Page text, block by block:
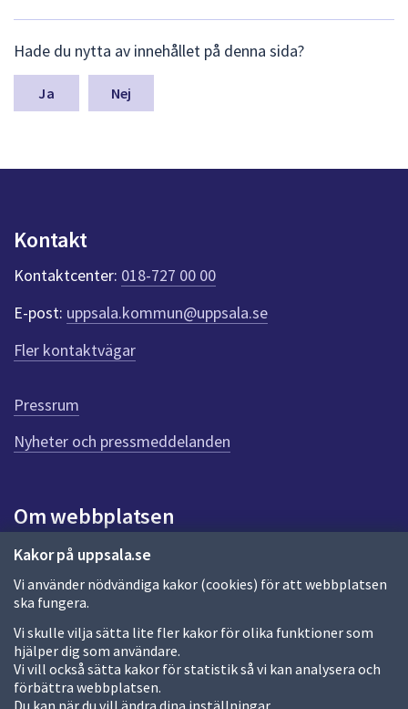
Kakor på uppsala.se
Vi använder nödvändiga kakor (cookies) för att webbplatsen
ska fungera.
Vi skulle vilja sätta lite fler kakor för olika funktioner som
hjälper dig som användare.
Vi vill också sätta kakor för statistik så vi kan analysera och
förbättra webbplatsen.
Du kan när du vill ändra dina inställningar.
ä
m
a
n
k
t
e
r
f
ö
r
e
n
n
a
d
a
Hade du nytta av innehållet på denna sida?
Nej
Kontakt
Kontaktcenter: 018-727 00 00
E-post: uppsala.kommun@uppsala.se
Fler kontaktvägar
Pressrum
Nyheter och pressmeddelanden
Om webbplatsen
Om webbplatsen
Allmänna handlingar och diarium
Behandling av personuppgifter
Kakor
Språk (other languages)